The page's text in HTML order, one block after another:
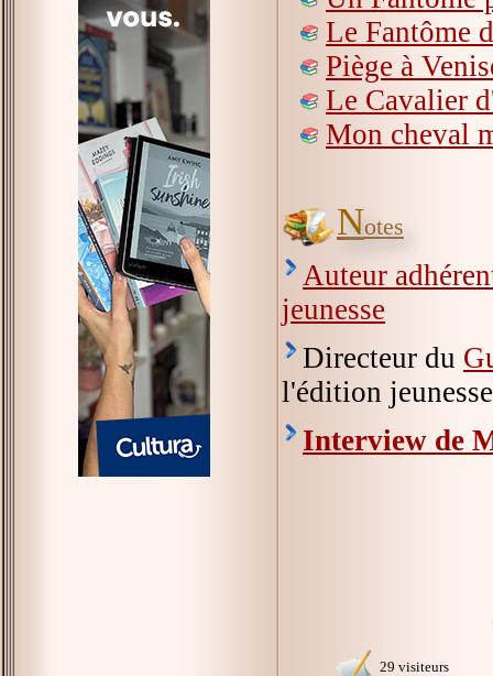
Le Fantôme
Piège à
Le Cavalier
Mon cheval
Notes
Auteur
jeunesse
Directeur du
l'édition
Interview de
29 visiteurs